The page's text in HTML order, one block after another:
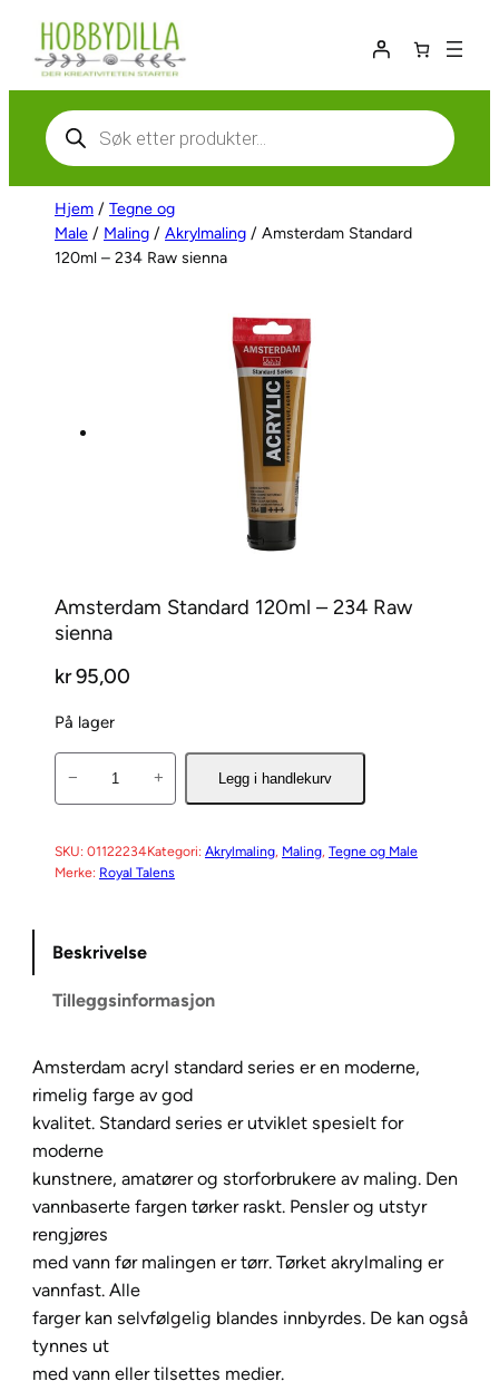
Hopp
innhold
Products
search
Hjem / Tegne og
Male / Maling / Akrylmaling / Amsterdam Standard
120ml – 234 Raw sienna
Amsterdam Standard 120ml – 234 Raw
sienna
kr95,00
På lager
t
e
a
m
a
n
d
a
r
d
1
2
0
m
l
–
− + Legg i handlekurv
SKU: 01122234Kategori: Akrylmaling, Maling, Tegne og Male
Merke: Royal Talens
Beskrivelse
Tilleggsinformasjon
Amsterdam acryl standard series er en moderne,
rimelig farge av god
kvalitet. Standard series er utviklet spesielt for
moderne
kunstnere, amatører og storforbrukere av maling. Den
vannbaserte fargen tørker raskt. Pensler og utstyr
rengjøres
med vann før malingen er tørr. Tørket akrylmaling er
vannfast. Alle
farger kan selvfølgelig blandes innbyrdes. De kan også
tynnes ut
med vann eller tilsettes medier.